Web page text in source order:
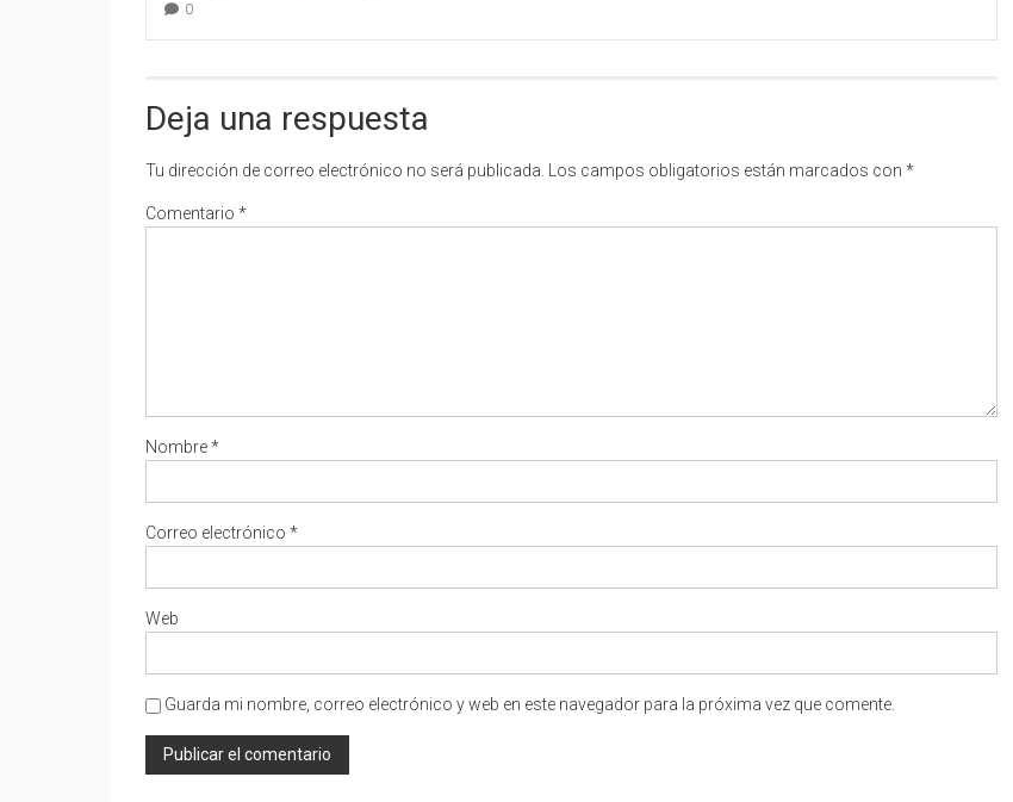
0
Deja una respuesta
Tu dirección de correo electrónico no será publicada. Los campos obligatorios están marcados con *
Comentario *
Nombre*
Correo electrónico *
Web
Guarda mi nombre, correo electrónico y web en este navegador para la próxima vez que comente.